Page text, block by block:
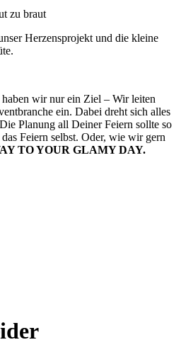
zu braut
Herzensprojekt und die kleine
haben wir nur ein Ziel – Wir leiten
ein. Dabei dreht sich alles
Planung all Deiner Feiern sollte so
Feiern selbst. Oder, wie wir gern
TO YOUR GLAMY DAY.